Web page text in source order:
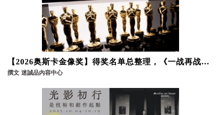
【2026奥斯卡金像奖】得奖名单总整理，《一战再战》
等4部不可错过的电影推荐
撰文 迷誠品內容中心